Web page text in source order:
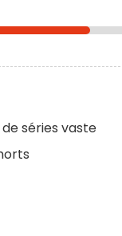
séries vaste